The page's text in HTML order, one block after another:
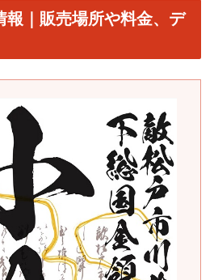
報｜販売場所や料金、デ